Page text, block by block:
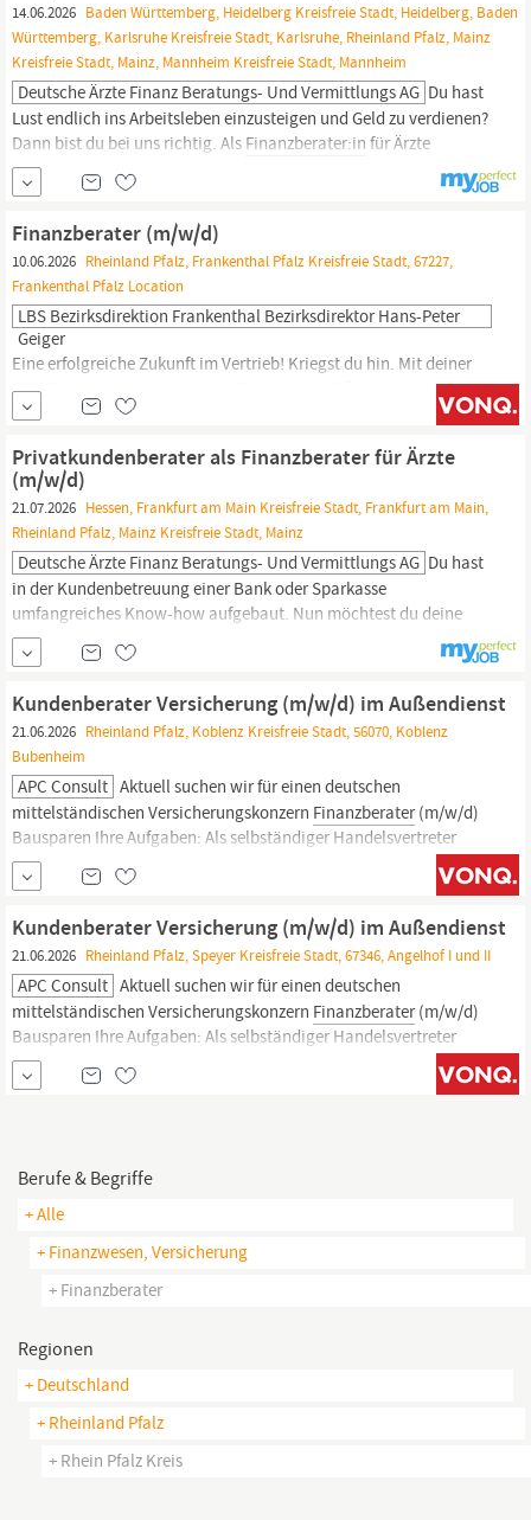
14.06.2026 Baden Württemberg, Heidelberg Kreisfreie Stadt, Heidelberg, Baden
Württemberg, Karlsruhe Kreisfreie Stadt, Karlsruhe, Rheinland Pfalz, Mainz
Kreisfreie Stadt, Mainz, Mannheim Kreisfreie Stadt, Mannheim
Deutsche Ärzte Finanz Beratungs- Und Vermittlungs AG Du hast
Lust endlich ins Arbeitsleben einzusteigen und Geld zu verdienen?
Dann bist du bei uns richtig. Als Finanzberater:in für Ärzte
(m/w/d) lernst du im Training on the job Mediziner:innen
bedarfsgerecht zu beraten und passgenaue Lösungen zu Finanz-
und Versicherungsfragen zu finden. Die Deutsche Ärzte Finanz
gehört zur weltweit erfolgreichen AXA...
Finanzberater (m/w/d)
10.06.2026 Rheinland Pfalz, Frankenthal Pfalz Kreisfreie Stadt, 67227,
Frankenthal Pfalz Location
LBS Bezirksdirektion Frankenthal Bezirksdirektor Hans-Peter
Geiger
Eine erfolgreiche Zukunft im Vertrieb! Kriegst du hin. Mit deiner
LBS.
gemeinsam wollen wir unser Ziel erreichen: Menschen, den Traum
und möchtest dir eine Existenz beim Marktführer für
Finanzierungen und Bausparen im...
Privatkundenberater als Finanzberater für Ärzte
(m/w/d)
21.07.2026 Hessen, Frankfurt am Main Kreisfreie Stadt, Frankfurt am Main,
Rheinland Pfalz, Mainz Kreisfreie Stadt, Mainz
Deutsche Ärzte Finanz Beratungs- Und Vermittlungs AG Du hast
in der Kundenbetreuung einer Bank oder Sparkasse
umfangreiches Know-how aufgebaut. Nun möchtest du deine
eigenen Karriereziele verfolgen, statt vorgegebene Absatzziele zu
erfüllen? Dann bist du bei uns richtig. Die Deutsche Ärzte Finanz
gehört zur weltweit erfolgreichen AXA Gruppe und zur apoBank.
Sie ist Deutschlands größter Finanzdienstleister für Ärzt:innen,...
Kundenberater Versicherung (m/w/d) im Außendienst
21.06.2026 Rheinland Pfalz, Koblenz Kreisfreie Stadt, 56070, Koblenz
Bubenheim
APC Consult Aktuell suchen wir für einen deutschen
mittelständischen Versicherungskonzern Finanzberater(m/w/d)
Bausparen Ihre Aufgaben: Als selbständiger Handelsvertreter
(m/w/d) nach § 84 HGB beraten und betreuen Sie Ihre Kunden
bedarfsgerecht zum Thema Bausparen und Versicherungen. Sie
erarbeiten Beratungskonzepte für den Vorsorge-Baustein
Wohneigentum auf...
Kundenberater Versicherung (m/w/d) im Außendienst
21.06.2026 Rheinland Pfalz, Speyer Kreisfreie Stadt, 67346, Angelhof I und II
APC Consult Aktuell suchen wir für einen deutschen
mittelständischen Versicherungskonzern Finanzberater(m/w/d)
Bausparen Ihre Aufgaben: Als selbständiger Handelsvertreter
(m/w/d) nach § 84 HGB beraten und betreuen Sie Ihre Kunden
bedarfsgerecht zum Thema Bausparen und Versicherungen. Sie
Berufe & Begriffe
+ Alle
+ Finanzwesen, Versicherung
+ Finanzberater
Regionen
+ Deutschland
+ Rheinland Pfalz
+ Rhein Pfalz Kreis